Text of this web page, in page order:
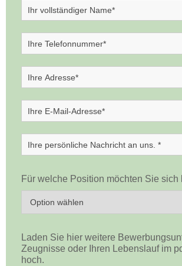
Für welche Position möchten Sie sich
Laden Sie hier weitere
Zeugnisse oder Ihren Lebenslauf im
hoch.